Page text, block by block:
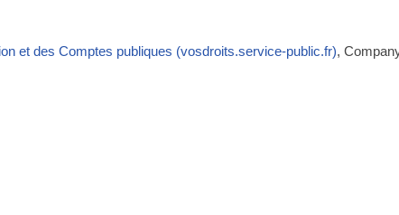
et des Comptes publiques (vosdroits.service-public.fr),